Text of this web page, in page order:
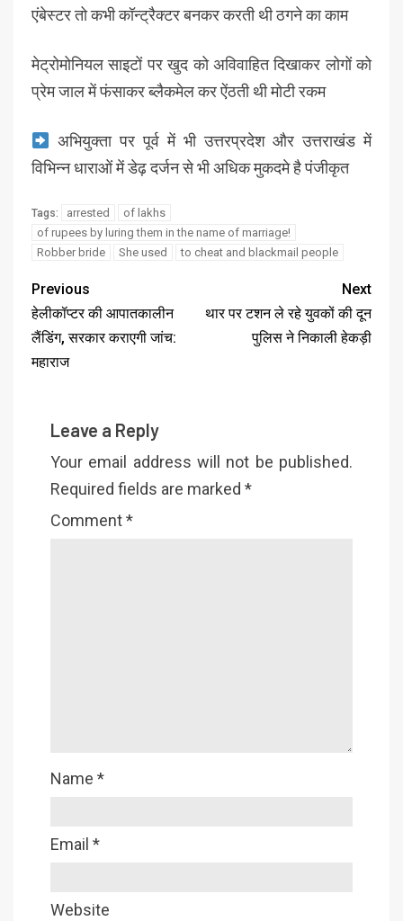
एंबेस्टर तो कभी कॉन्ट्रैक्टर बनकर करती थी ठगने का काम
मेट्रोमोनियल साइटों पर खुद को अविवाहित दिखाकर लोगों को
प्रेम जाल में फंसाकर ब्लैकमेल कर ऐंठती थी मोटी रकम
अभियुक्ता पर पूर्व में भी उत्तरप्रदेश और उत्तराखंड में
विभिन्न धाराओं में डेढ़ दर्जन से भी अधिक मुकदमे है पंजीकृत
Tags: arrested
of lakhs
of rupees by luring them in the name of marriage!
Robber bride
She used to cheat and blackmail people
Previous
हेलीकॉप्टर की आपातकालीन
लैंडिंग, सरकार कराएगी जांच:
महाराज
Next
थार पर टशन ले रहे युवकों की दून
पुलिस ने निकाली हेकड़ी
Leave a Reply
Your email address will not be published.
Required fields are marked *
Comment*
Name *
Email *
Website